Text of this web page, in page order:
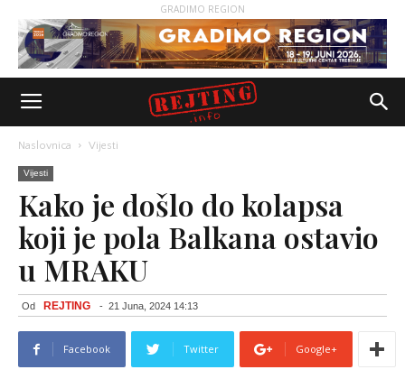
GRADIMO REGION
Naslovnica Vijesti
Vijesti
Kako je došlo do kolapsa
koji je pola Balkana ostavio
u MRAKU
Od REJTING - 21 Juna, 2024 14:13
Facebook Twitter Google+